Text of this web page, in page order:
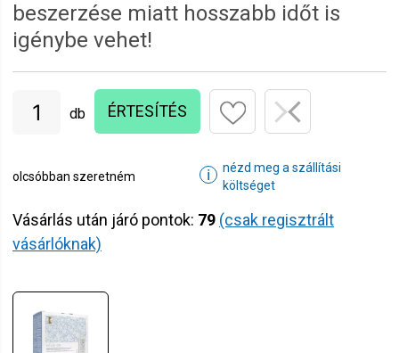
beszerzése miatt hosszabb időt is
igénybe vehet!
db ÉRTESÍTÉS
olcsóbban szeretném ℹ
nézd meg a szállítási
költséget
Vásárlás után járó pontok: 79 (csak regisztrált
vásárlóknak)